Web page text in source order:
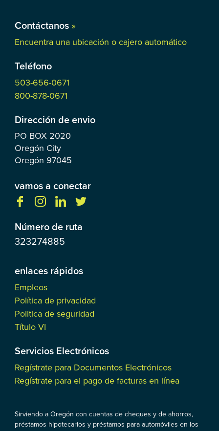
Contáctanos »
Encuentra una ubicación o cajero automático
Teléfono
503-656-0671
800-878-0671
Dirección de envio
PO BOX 2020
Oregón City
Oregón 97045
vamos a conectar
Número de ruta
323274885
enlaces rápidos
Empleos
Política de privacidad
Politica de seguridad
Título VI
Servicios Electrónicos
Regístrate para Documentos Electrónicos
Regístrate para el pago de facturas en línea
Sirviendo a Oregón con cuentas de cheques y de ahorros,
préstamos hipotecarios y préstamos para automóviles en los